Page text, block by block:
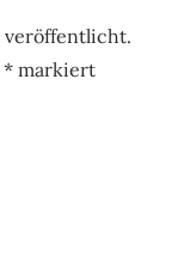
*markiert